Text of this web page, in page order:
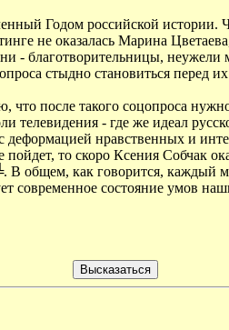
Годом российской истории.
не оказалась Марина
- благотворительницы,
стыдно становиться перед
после такого соцопроса
телевидения - где же идеал
нравственных и
то скоро Ксения Собчак
как говорится, каждый
современное состояние умов